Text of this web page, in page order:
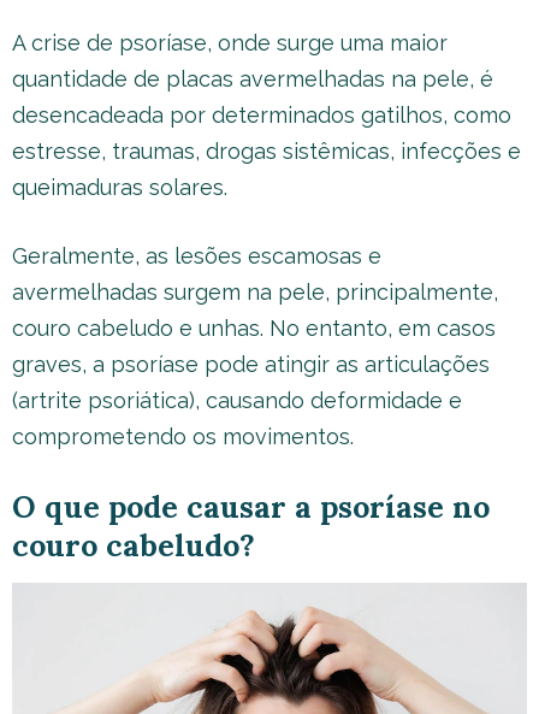
A crise de psoríase, onde surge uma maior
quantidade de placas avermelhadas na pele, é
desencadeada por determinados gatilhos, como
estresse, traumas, drogas sistêmicas, infecções e
queimaduras solares.
Geralmente, as lesões escamosas e
avermelhadas surgem na pele, principalmente,
couro cabeludo e unhas. No entanto, em casos
graves, a psoríase pode atingir as articulações
(artrite psoriática), causando deformidade e
comprometendo os movimentos.
O que pode causar a psoríase no
couro cabeludo?